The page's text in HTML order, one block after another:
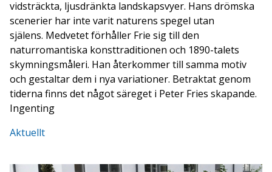
vidsträckta, ljusdränkta landskapsvyer. Hans drömska
scenerier har inte varit naturens spegel utan
själens. Medvetet förhåller Frie sig till den
naturromantiska konsttraditionen och 1890-talets
skymningsmåleri. Han återkommer till samma motiv
och gestaltar dem i nya variationer. Betraktat genom
tiderna finns det något säreget i Peter Fries skapande.
Ingenting
Aktuellt